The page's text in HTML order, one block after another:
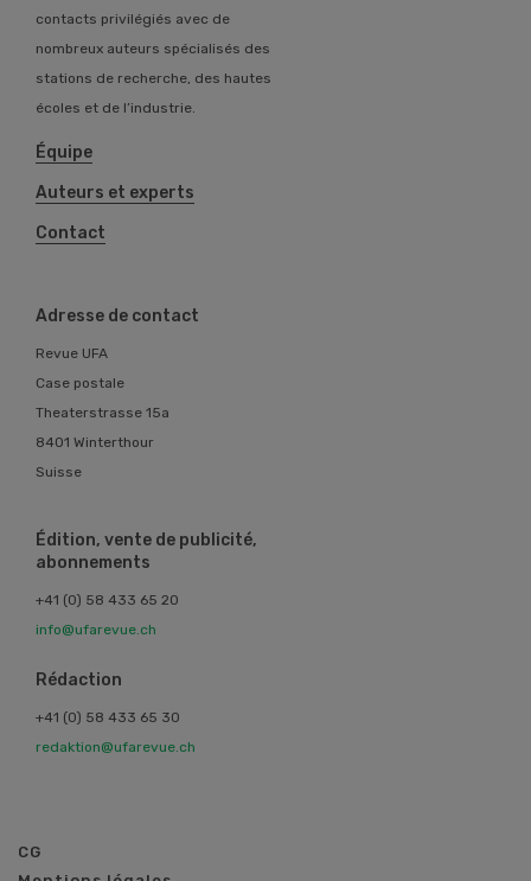
contacts privilégiés avec de
nombreux auteurs spécialisés des
stations de recherche, des hautes
écoles et de l’industrie.
Équipe
Auteurs et experts
Contact
Adresse de contact
Revue UFA
Case postale
Theaterstrasse 15a
8401 Winterthour
Suisse
Édition, vente de publicité,
abonnements
+41 (0) 58 433 65 20
info@ufarevue.ch
Rédaction
+41 (0) 58 433 65 30
redaktion@ufarevue.ch
CG